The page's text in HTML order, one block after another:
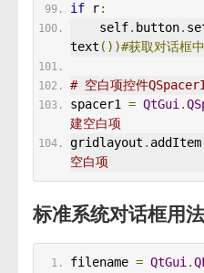
if r:
    self
. button.
text ())#获取对话框
# 空白项控件
spacer1 = QtGui .
建空白项
gridlayout . addItem
空白项
标准系统对话框用法
filename = QtGui .